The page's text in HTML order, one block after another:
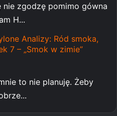
nie zgodzę pomimo gówna
H...
Analizy: Ród smoka,
7 – „Smok w zimie”
to nie planuję. Żeby